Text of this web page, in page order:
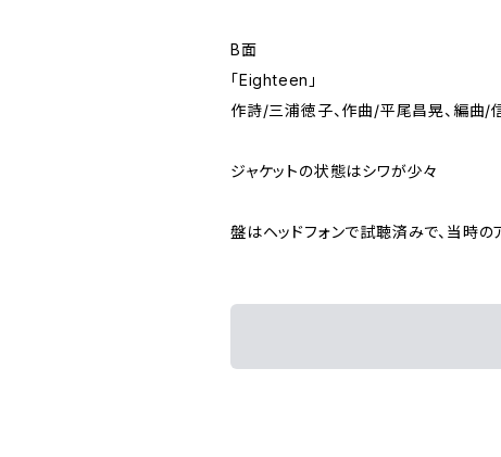
B面
「Eighteen」
作詩/三浦徳子、作曲/平尾昌晃、編曲/
ジャケットの状態はシワが少々
盤はヘッドフォンで試聴済みで、当時